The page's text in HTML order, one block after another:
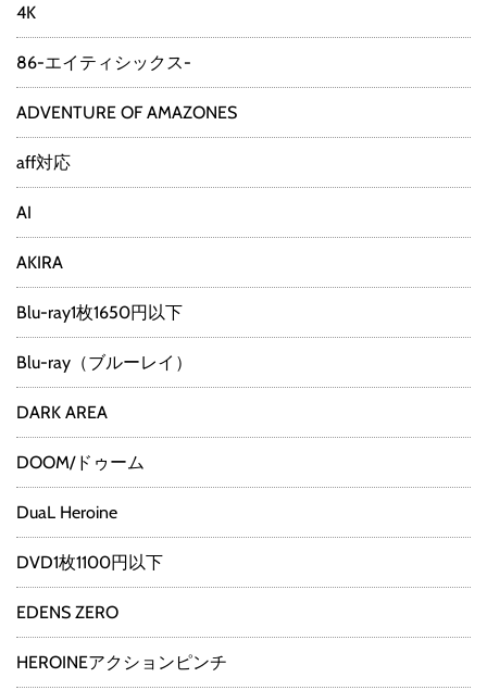
4K
86-エイティシックス-
ADVENTURE OF AMAZONES
aff対応
AI
AKIRA
Blu-ray1枚1650円以下
Blu-ray（ブルーレイ）
DARK AREA
DOOM/ドゥーム
DuaL Heroine
DVD1枚1100円以下
EDENS ZERO
HEROINEアクションピンチ